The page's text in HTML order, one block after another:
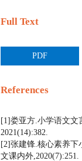
Full Text
PDF
References
[1]娄亚方.小学语文文
2021(14):382.
[2]张建锋.核心素养下
文课内外,2020(7):251.